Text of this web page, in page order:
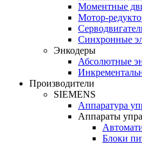
Моментные
Мотор-
Синхронные
Энкодеры
Абсолютные
Производители
SIEMENS
Аппаратура
Аппараты
Блоки